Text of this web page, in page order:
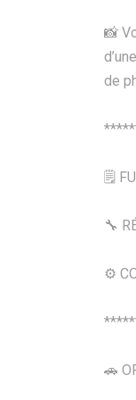
📸
de
🗒️
🔧
⚙️
🚗